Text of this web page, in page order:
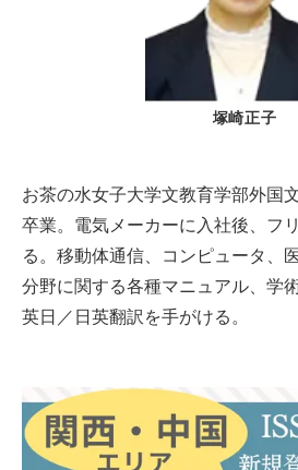
塚崎正子
お茶の水女子大学文教育学部外国
卒業。電気メーカーに入社後、フ
る。移動体通信、コンピュータ、
分野に関する各種マニュアル、学
英日／日英翻訳を手がける。